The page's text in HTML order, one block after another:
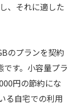
、それに適した
のプランを契約
す。小容量プラ
円の節約にな
る自宅での利用